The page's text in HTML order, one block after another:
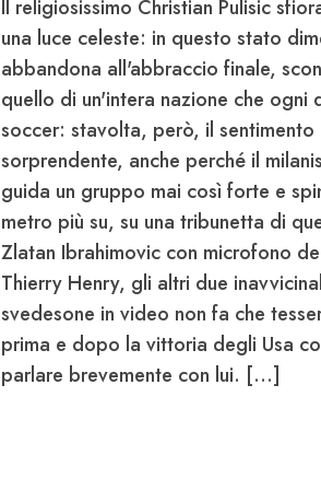
Il religiosissimo Christian Pulisic
una luce celeste: in questo stato
abbandona all'abbraccio finale,
quello di un'intera nazione che
soccer: stavolta, però, il
sorprendente, anche perché il
guida un gruppo mai così forte e
metro più su, su una tribunetta di
Zlatan Ibrahimovic con microfono
Thierry Henry, gli altri due
svedesone in video non fa che
prima e dopo la vittoria degli Usa
parlare brevemente con lui. [...]